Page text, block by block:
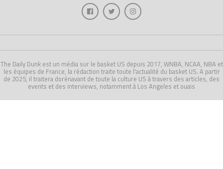
The Daily Dunk est un média sur le basket US depuis 2017, WNBA, NCAA, NBA et
les équipes de France, la rédaction traite toute l'actualité du basket US. A partir
de 2025, il traitera dorénavant de toute la culture US à travers des articles, des
events et des interviews, notamment à Los Angeles et ouais